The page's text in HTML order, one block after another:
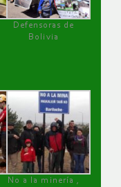
Defensoras de
Bolivia
No a la minería ,